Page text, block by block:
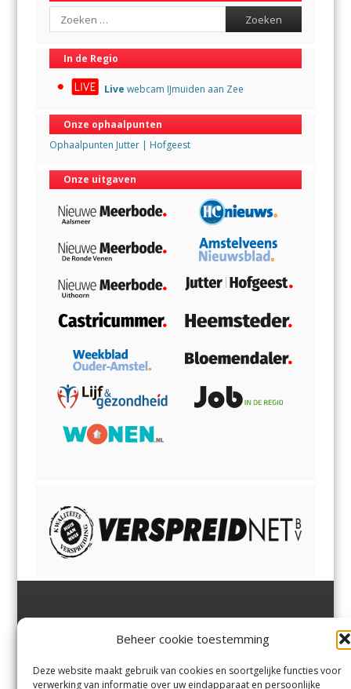
Beheer cookie toestemming
Deze website maakt gebruik van cookies en soortgelijke functies voor
verwerking van informatie over uw eindapparaat en persoonlijke
Search
In de Regio
Live webcam IJmuiden aan Zee
Onze ophaalpunten
Ophaalpunten Jutter | Hofgeest
Onze uitgaven
Margadantstraat 34
0255-533900
info@jutter.nlofinfo@hofgee
Velserbroek,Velsen-Zuid,
Zuid,Driehuisen
Spaarnwoude.